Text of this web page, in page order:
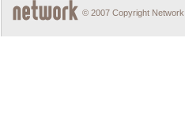
© 2007 Copyright